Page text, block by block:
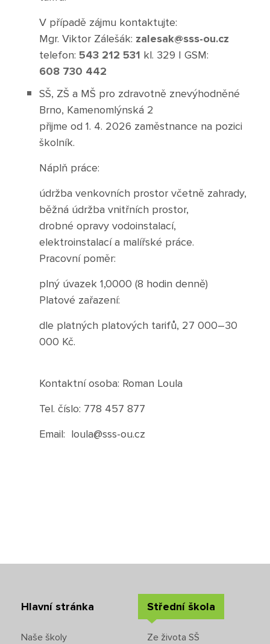
Pro uchazeče SŠ
Prohlédnout obory
Přijímací řízení
Maturitní obory
Obchodní akademie
Sociální činnost
Učební obory
Rekondiční a sportovní masér
Pečovatelské služby
Provozní služby
Ze života SŠ
Dokumenty SŠ
Základní škola
Hlavní stránka
Pro uchazeče ZŠ
Zápis do 1. třídy ZŠ
Pro žáky ZŠ
Výuka na ZŠ
Výchovná poradkyně
Rozvrhy ZŠ
Dokumenty ZŠ
Ze života ZŠ
Základní škola speciální
Hlavní stránka
Zápis do 1. třídy ZŠS
Pro rodiče žáků ZŠS
Výuka na ZŠS
Rozvrhy ZŠS
Dokumenty ZŠS
Ze života ZŠS
Kontakty ZŠS
Mateřská škola
Hlavní stránka
Pro uchazeče MŠ
Zápis k předškolnímu vzdělávání
Pro rodiče dětí
Dokumenty MŠ
Centrum metodické podpory - KURZY
V případě zájmu kontaktujte:
Mgr. Viktor Zálešák: zalesak@sss-ou.cz
telefon: 543 212 531 kl. 329 | GSM:
608 730 442
SŠ, ZŠ a MŠ pro zdravotně znevýhodněné
Brno, Kamenomlýnská 2
přijme od 1. 4. 2026 zaměstnance na pozici
školník.
Náplň práce:
údržba venkovních prostor včetně zahrady,
běžná údržba vnitřních prostor,
drobné opravy vodoinstalací,
elektroinstalací a malířské práce.
Pracovní poměr:
plný úvazek 1,0000 (8 hodin denně)
Platové zařazení:
dle platných platových tarifů, 27 000–30
000 Kč.
Kontaktní osoba: Roman Loula
Tel. číslo: 778 457 877
Email: loula@sss-ou.cz
Hlavní stránka
Naše školy
Střední škola
Ze života SŠ